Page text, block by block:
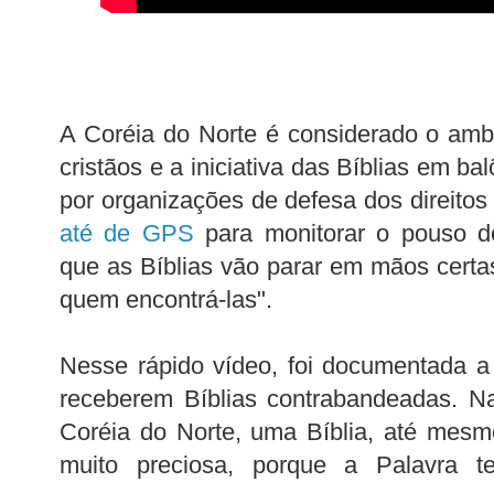
A Coréia do Norte é considerado o
cristãos e a iniciativa das Bíblias em
por organizações de defesa dos
até de GPS para monitorar o pouso
que as Bíblias vão parar em mãos
quem encontrá-las".
Nesse rápido vídeo, foi documentada
receberem Bíblias contrabandeadas.
Coréia do Norte, uma Bíblia, até
muito preciosa, porque a Palavra